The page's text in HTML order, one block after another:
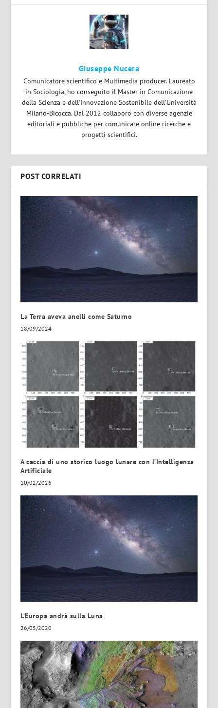
Giuseppe Nucera
Comunicatore scientifico e Multimedia producer. Laureato
in Sociologia, ho conseguito il Master in Comunicazione
della Scienza e dell'Innovazione Sostenibile dell'Università
Milano-Bicocca. Dal 2012 collaboro con diverse agenzie
editoriali e pubbliche per comunicare online ricerche e
progetti scientifici.
POST CORRELATI
La Terra aveva anelli come Saturno
18/09/2024
A caccia di uno storico luogo lunare con l’Intelligenza
Artificiale
10/02/2026
L’Europa andrà sulla Luna
26/05/2020